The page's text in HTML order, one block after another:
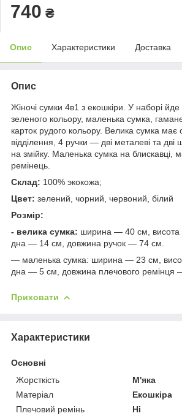
740 ₴
Опис Характеристики Доставка
Опис
Жіночі сумки 4в1 з екошкіри. У наборі
зеленого кольору, маленька сумка,
карток рудого кольору. Велика сумка має
відділення, 4 ручки — дві металеві та дві
на змійку. Маленька сумка на блискавці,
ремінець.
Склад: 100% экокожа;
Цвет: зелений, чорний, червоний, білий
Розмір:
- велика сумка: ширина — 40 см,
дна — 14 см, довжина ручок — 74 см.
— маленька сумка: ширина — 23 см,
дна — 5 см, довжина плечового ремінця
Приховати
Характеристики
Основні
Жорсткість
М'яка
Матеріал
Екошкіра
Плечовий ремінь
Ні